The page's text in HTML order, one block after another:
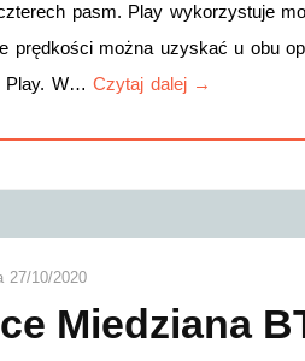
pasm. Play wykorzystuje
prędkości można uzyskać u obu
Play. W… Czytaj dalej →
27/10/2020
Miedziana